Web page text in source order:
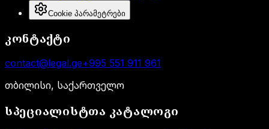
Cookie პარამეტრები
კონტაქტი
contact@legal.ge+995 551 911 961
თბილისი, საქართველო
სპეციალისტთა კატალოგი